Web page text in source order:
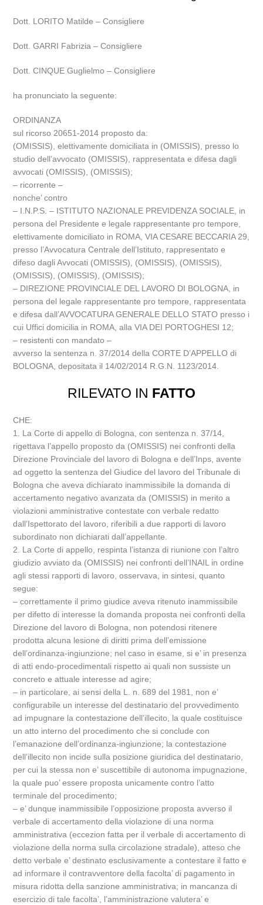
Dott. LORITO Matilde – Consigliere
Dott. GARRI Fabrizia – Consigliere
Dott. CINQUE Guglielmo – Consigliere
ha pronunciato la seguente:
ORDINANZA
sul ricorso 20651-2014 proposto da:
(OMISSIS), elettivamente domiciliata in (OMISSIS), presso lo
studio dell’avvocato (OMISSIS), rappresentata e difesa dagli
avvocati (OMISSIS), (OMISSIS);
– ricorrente –
nonche’ contro
– I.N.P.S. – ISTITUTO NAZIONALE PREVIDENZA SOCIALE, in
persona del Presidente e legale rappresentante pro tempore,
elettivamente domiciliato in ROMA, VIA CESARE BECCARIA 29,
presso l’Avvocatura Centrale dell’Istituto, rappresentato e
difeso dagli Avvocati (OMISSIS), (OMISSIS), (OMISSIS),
(OMISSIS), (OMISSIS), (OMISSIS);
– DIREZIONE PROVINCIALE DEL LAVORO DI BOLOGNA, in
persona del legale rappresentante pro tempore, rappresentata
e difesa dall’AVVOCATURA GENERALE DELLO STATO presso i
cui Uffici domicilia in ROMA, alla VIA DEI PORTOGHESI 12;
– resistenti con mandato –
avverso la sentenza n. 37/2014 della CORTE D’APPELLO di
BOLOGNA, depositata il 14/02/2014 R.G.N. 1123/2014.
RILEVATO IN FATTO
CHE:
1. La Corte di appello di Bologna, con sentenza n. 37/14,
rigettava l’appello proposto da (OMISSIS) nei confronti della
Direzione Provinciale del lavoro di Bologna e dell’Inps, avente
ad oggetto la sentenza del Giudice del lavoro del Tribunale di
Bologna che aveva dichiarato inammissibile la domanda di
accertamento negativo avanzata da (OMISSIS) in merito a
violazioni amministrative contestate con verbale redatto
dall’Ispettorato del lavoro, riferibili a due rapporti di lavoro
subordinato non dichiarati dall’appellante.
2. La Corte di appello, respinta l’istanza di riunione con l’altro
giudizio avviato da (OMISSIS) nei confronti dell’INAIL in ordine
agli stessi rapporti di lavoro, osservava, in sintesi, quanto
segue:
– correttamente il primo giudice aveva ritenuto inammissibile
per difetto di interesse la domanda proposta nei confronti della
Direzione del lavoro di Bologna, non potendosi ritenere
prodotta alcuna lesione di diritti prima dell’emissione
dell’ordinanza-ingiunzione; nel caso in esame, si e’ in presenza
di atti endo-procedimentali rispetto ai quali non sussiste un
concreto e attuale interesse ad agire;
– in particolare, ai sensi della L. n. 689 del 1981, non e’
configurabile un interesse del destinatario del provvedimento
ad impugnare la contestazione dell’illecito, la quale costituisce
un atto interno del procedimento che si conclude con
l’emanazione dell’ordinanza-ingiunzione; la contestazione
dell’illecito non incide sulla posizione giuridica del destinatario,
per cui la stessa non e’ suscettibile di autonoma impugnazione,
la quale puo’ essere proposta unicamente contro l’atto
terminale del procedimento;
– e’ dunque inammissibile l’opposizione proposta avverso il
verbale di accertamento della violazione di una norma
amministrativa (eccezion fatta per il verbale di accertamento di
violazione della norma sulla circolazione stradale), atteso che
detto verbale e’ destinato esclusivamente a contestare il fatto e
ad informare il contravventore della facolta’ di pagamento in
misura ridotta della sanzione amministrativa; in mancanza di
esercizio di tale facolta’, l’amministrazione valutera’ e